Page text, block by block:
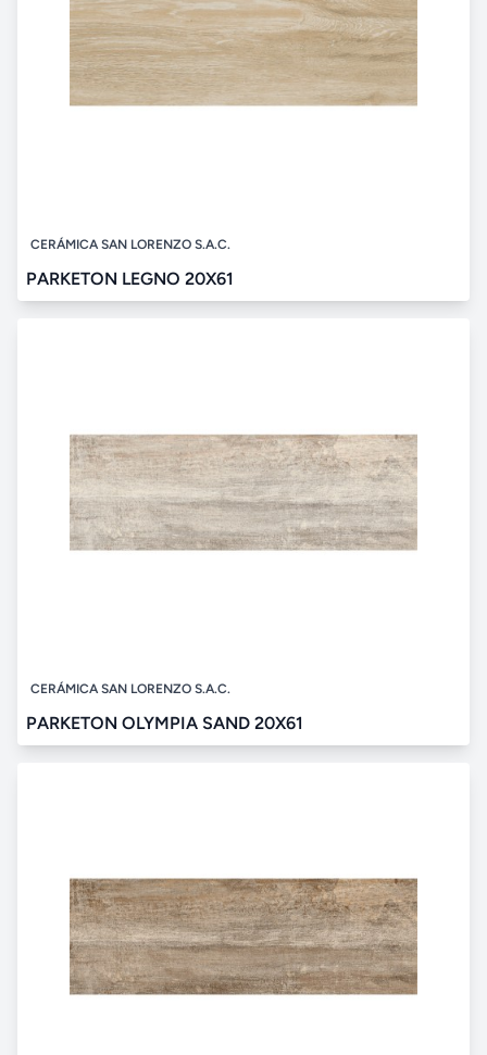
CERÁMICA SAN LORENZO S.A.C.
PARKETON LEGNO 20X61
CERÁMICA SAN LORENZO S.A.C.
PARKETON OLYMPIA SAND 20X61